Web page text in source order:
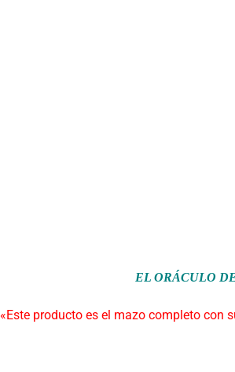
EL ORÁCULO
«Este producto es el mazo completo con